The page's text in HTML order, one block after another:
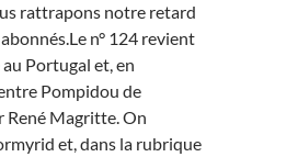
rattrapons notre retard
n° 124 revient
Portugal et, en
Pompidou de
René Magritte. On
et, dans la rubrique